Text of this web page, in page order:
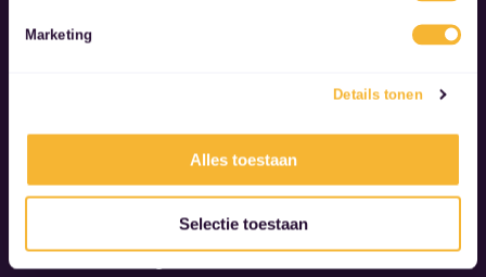
Marketing
Details tonen
Alles toestaan
Selectie toestaan
Openingstijden
061 669 34 95